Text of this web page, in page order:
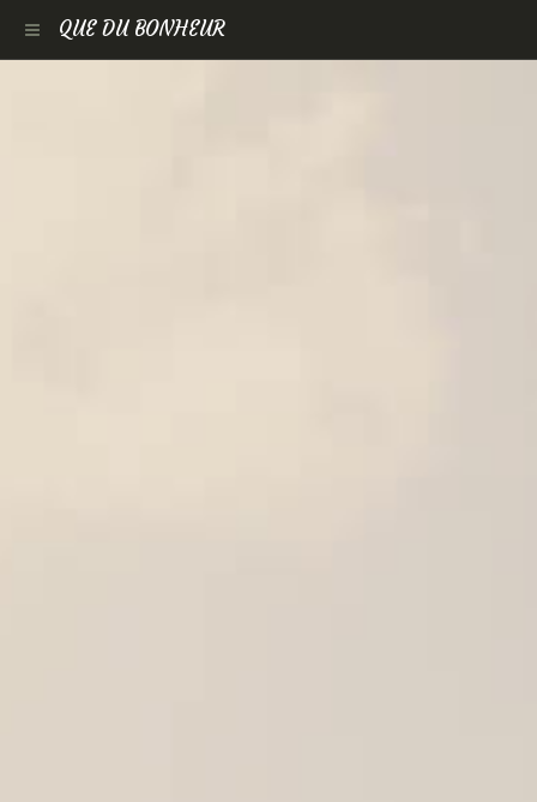
QUE DU BONHEUR